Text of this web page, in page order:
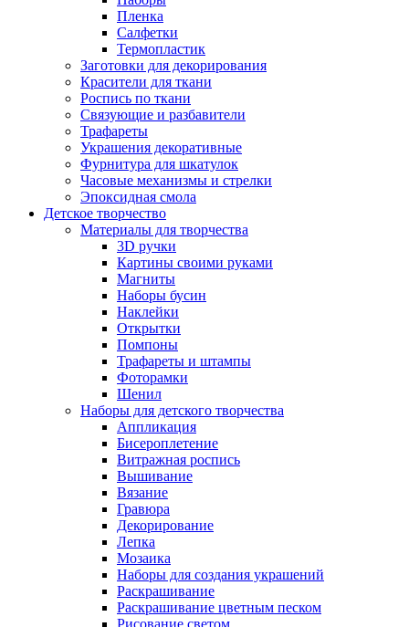
Пленка
Салфетки
Термопластик
Заготовки для декорирования
Красители для ткани
Роспись по ткани
Связующие и разбавители
Трафареты
Украшения декоративные
Фурнитура для шкатулок
Часовые механизмы и стрелки
Эпоксидная смола
Детское творчество
Материалы для творчества
3D ручки
Картины своими руками
Магниты
Наборы бусин
Наклейки
Открытки
Помпоны
Трафареты и штампы
Фоторамки
Шенил
Наборы для детского творчества
Аппликация
Бисероплетение
Витражная роспись
Вышивание
Вязание
Гравюра
Декорирование
Лепка
Мозаика
Наборы для создания украшений
Раскрашивание
Раскрашивание цветным песком
Рисование светом